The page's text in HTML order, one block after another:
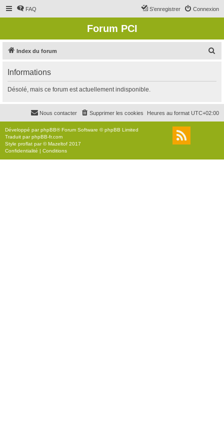
FAQ Connexion
S’enregistrer
Forum PCI
Index du forum
r
c
r
Informations
Désolé, mais ce forum est actuellement indisponible.
Heures au format UTC+02:00
Supprimer les cookies
Nous contacter
Développé parphpBB® Forum Software © phpBB Limited
Traduit parphpBB-fr.com
Style proflat par ©Mazeltof 2017
Confidentialité | Conditions